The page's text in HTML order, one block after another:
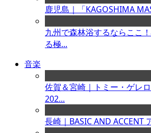
鹿児島｜「KAGOSHIMA
九州で森林浴するならここ
る極...
音楽
佐賀＆宮崎｜トミー・ゲレ
202...
長崎｜BASIC AND ACCENT